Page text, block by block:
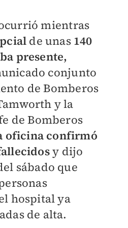
mientras
de unas140
presente,
conjunto
de Bomberos
y la
de Bomberos
oficina confirmó
y dijo
sábado que
hospital ya
de alta.